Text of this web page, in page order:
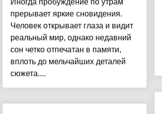
Иногда пробуждение по утрам
прерывает яркие сновидения.
Человек открывает глаза и видит
реальный мир, однако недавний
сон четко отпечатан в памяти,
вплоть до мельчайших деталей
сюжета....